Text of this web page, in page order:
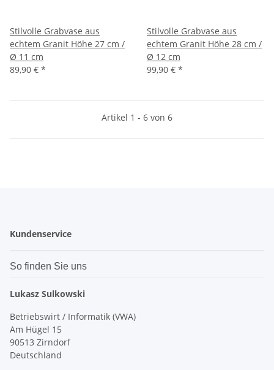
Stilvolle Grabvase aus
echtem Granit Höhe 27 cm /
Ø 11 cm
89,90 € *
Stilvolle Grabvase aus
echtem Granit Höhe 28 cm /
Ø 12 cm
99,90 € *
Artikel 1 - 6 von 6
Kundenservice
So finden Sie uns
Lukasz Sulkowski
Betriebswirt / Informatik (VWA)
Am Hügel 15
90513 Zirndorf
Deutschland